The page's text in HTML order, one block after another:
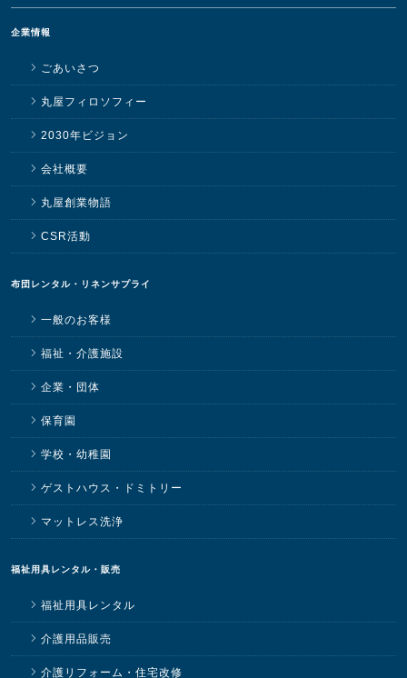
企業情報
ごあいさつ
丸屋フィロソフィー
2030年ビジョン
会社概要
丸屋創業物語
CSR活動
布団レンタル・リネンサプライ
一般のお客様
福祉・介護施設
企業・団体
保育園
学校・幼稚園
ゲストハウス・ドミトリー
マットレス洗浄
福祉用具レンタル・販売
福祉用具レンタル
介護用品販売
介護リフォーム・住宅改修